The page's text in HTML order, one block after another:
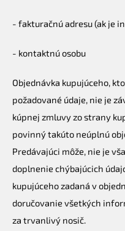
- fakturačnú adresu (ak je
- kontaktnú osobu
Objednávka kupujúceho,
požadované údaje, nie je
kúpnej zmluvy zo strany
povinný takúto neúplnú
Predávajúci môže, nie je
doplnenie chýbajúcich
kupujúceho zadaná v
doručovanie všetkých
za trvanlivý nosič.